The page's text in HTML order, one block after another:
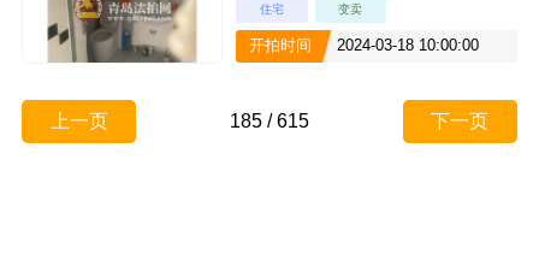
住宅 变卖
开拍时间 2024-03-18 10:00:00
上一页 185 /615 下一页